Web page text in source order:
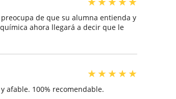
de que su alumna entienda y
ahora llegará a decir que le
★★★★★
afable. 100% recomendable.